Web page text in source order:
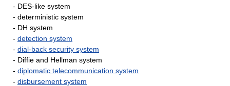
- DES-like system
- deterministic system
- DH system
- detection system
- dial-back security system
- Diffie and Hellman system
- diplomatic telecommunication system
- disbursement system